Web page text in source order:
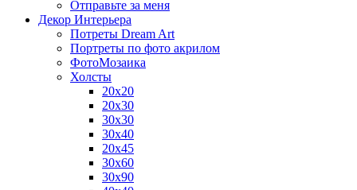
Отправьте за меня
Декор Интерьера
Потреты Dream Art
Портреты по фото акрилом
ФотоМозаика
Холсты
20х20
20х30
30х30
30х40
20х45
30х60
30х90